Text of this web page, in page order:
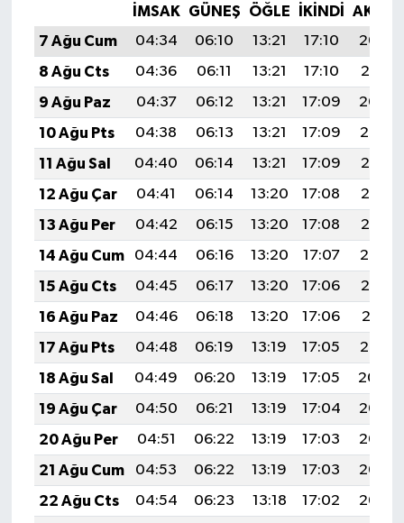
İMSAK GÜNEŞ ÖĞLE İKINDI
7 Ağu Cum
04:34 06:10 13:21 17:10
20:22
8 Ağu Cts
04:36 06:11 13:21 17:10
20:21
9 Ağu Paz
04:37 06:12 13:21 17:09
20:20
10 Ağu Pts
04:38 06:13 13:21 17:09
20:19
11 Ağu Sal
04:40 06:14 13:21 17:09
20:18
12 Ağu Çar
04:41 06:14 13:20 17:08
20:17
13 Ağu Per
04:42 06:15 13:20 17:08
20:15
14 Ağu Cum
04:44 06:16 13:20 17:07
20:14
15 Ağu Cts
04:45 06:17 13:20 17:06
20:13
16 Ağu Paz
04:46 06:18 13:20 17:06
20:11
17 Ağu Pts
04:48 06:19 13:19 17:05
20:10
18 Ağu Sal
04:49 06:20 13:19 17:05
20:09
19 Ağu Çar
04:50 06:21 13:19 17:04
20:07
20 Ağu Per
04:51 06:22 13:19 17:03
20:06
21 Ağu Cum
04:53 06:22 13:19 17:03
20:05
22 Ağu Cts
04:54 06:23 13:18 17:02
20:03